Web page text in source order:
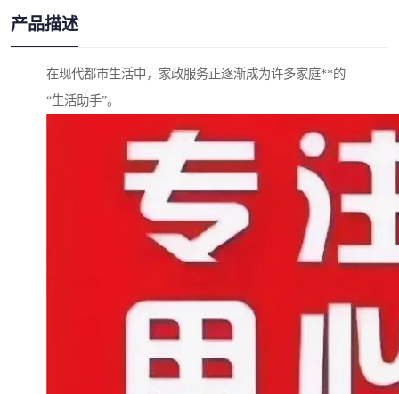
产品描述
在现代都市生活中，家政服务正逐渐成为许多家庭**的
“生活助手”。